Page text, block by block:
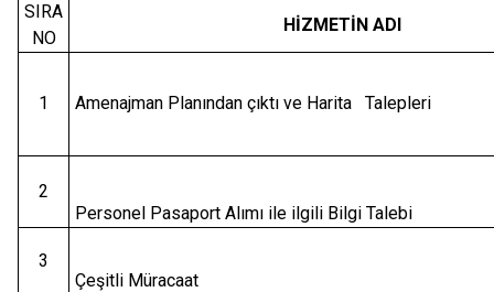
Eynesil
SIRA
NO
HİZMETİN ADI
1 Amenajman Planından çıktı ve Harita Talepleri
2
Personel Pasaport Alımı ile ilgili Bilgi Talebi
3
Çeşitli Müracaat